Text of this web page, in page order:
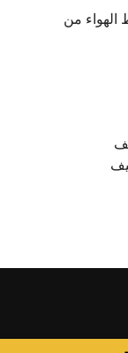
الهواء من